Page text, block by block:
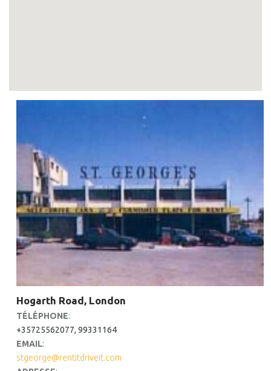
Hogarth Road, London
TÉLÉPHONE:
+35725562077, 99331164
EMAIL:
stgeorge@rentitdriveit.com